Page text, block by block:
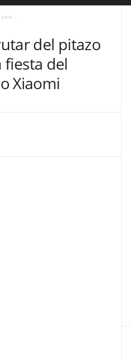
del pitazo
fiesta del
Xiaomi